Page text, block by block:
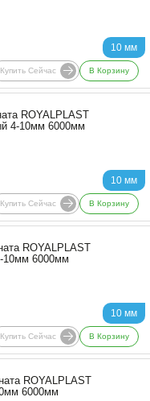
10 мм
Купить Сейчас В Корзину
10 мм
ROYALPLAST
4-10мм 6000мм
Купить Сейчас В Корзину
10 мм
ROYALPLAST
10мм 6000мм
Купить Сейчас В Корзину
ROYALPLAST
6000мм